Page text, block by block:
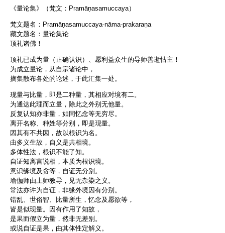
《量论集》（梵文：Pramāṇasamuccaya）
梵文题名：Pramāṇasamuccaya-nāma-prakaraṇa
藏文题名：量论集论
顶礼诸佛！
顶礼已成为量（正确认识）、愿利益众生的导师善逝怙主！
为成立量论，从自宗诸论中，
摘集散布各处的论述，于此汇集一处。
现量与比量，即是二种量，其相应对境有二。
为通达此理而立量，除此之外别无他量。
反复认知亦非量，如同忆念等无穷尽。
离开名称、种姓等分别，即是现量。
因其有不共因，故以根识为名。
由多义生故，自义是共相境。
多体性法，根识不能了知。
自证知离言说相，本质为根识境。
意识缘境及贪等，自证无分别。
瑜伽师由上师教导，见无杂染之义。
常法亦许为自证，非缘外境因有分别。
错乱、世俗智、比量所生，忆念及愿欲等，
皆是似现量。因有作用了知故，
是果而假立为量，然非无差别。
或说自证是果，由其体性定解义。